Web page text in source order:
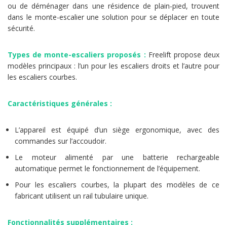
ou de déménager dans une résidence de plain-pied, trouvent
dans le monte-escalier une solution pour se déplacer en toute
sécurité.
Types de monte-escaliers proposés : Freelift propose deux
modèles principaux : l’un pour les escaliers droits et l’autre pour
les escaliers courbes.
Caractéristiques générales :
L’appareil est équipé d’un siège ergonomique, avec des
commandes sur l’accoudoir.
Le moteur alimenté par une batterie rechargeable
automatique permet le fonctionnement de l’équipement.
Pour les escaliers courbes, la plupart des modèles de ce
fabricant utilisent un rail tubulaire unique.
Fonctionnalités supplémentaires :